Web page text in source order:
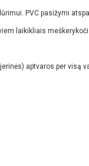
PVC pasižymi
laikikliais
aptvaros per visą